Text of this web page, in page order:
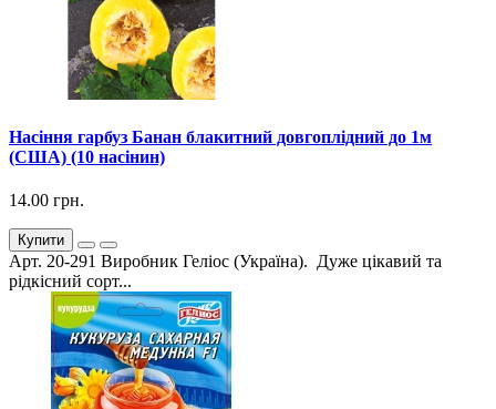
Насіння гарбуз Банан блакитний довгоплідний до 1м
(США) (10 насінин)
14.00 грн.
Купити
Арт. 20-291 Виробник Геліос (Україна). Дуже цікавий та
рідкісний сорт...